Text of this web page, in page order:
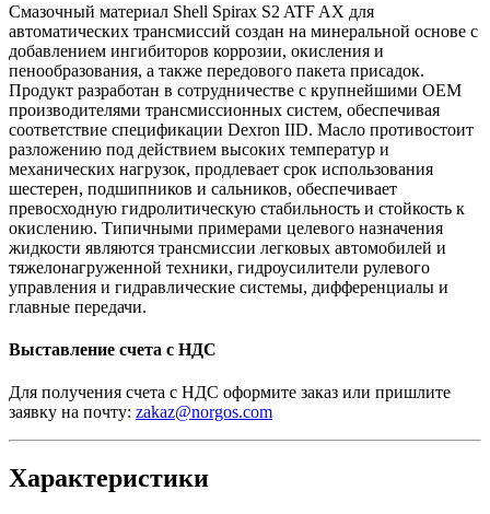
Смазочный материал Shell Spirax S2 ATF AX для
автоматических трансмиссий создан на минеральной основе с
добавлением ингибиторов коррозии, окисления и
пенообразования, а также передового пакета присадок.
Продукт разработан в сотрудничестве с крупнейшими OEM
производителями трансмиссионных систем, обеспечивая
соответствие спецификации Dexron IID. Масло противостоит
разложению под действием высоких температур и
механических нагрузок, продлевает срок использования
шестерен, подшипников и сальников, обеспечивает
превосходную гидролитическую стабильность и стойкость к
окислению. Типичными примерами целевого назначения
жидкости являются трансмиссии легковых автомобилей и
тяжелонагруженной техники, гидроусилители рулевого
управления и гидравлические системы, дифференциалы и
главные передачи.
Выставление счета с НДС
Для получения счета с НДС оформите заказ или пришлите
заявку на почту: zakaz@norgos.com
Характеристики